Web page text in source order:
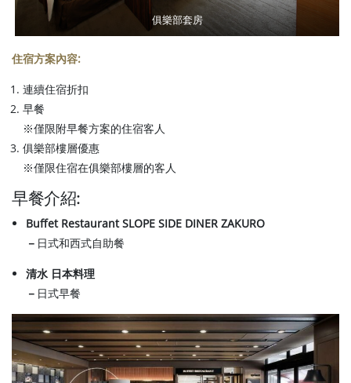
俱樂部套房
住宿方案內容:
連續住宿折扣
早餐
※僅限附早餐方案的住宿客人
俱樂部樓層優惠
※僅限住宿在俱樂部樓層的客人
早餐介紹:
Buffet Restaurant SLOPE SIDE DINER ZAKURO
－ 日式和西式自助餐
清水 日本料理
－ 日式早餐